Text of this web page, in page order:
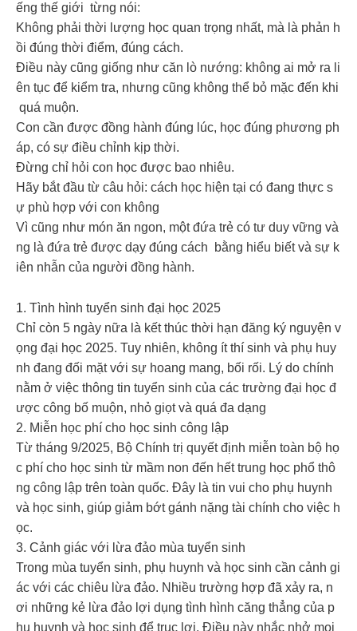
ếng thế giới từng nói:
Không phải thời lượng học quan trọng nhất, mà là phản h
ồi đúng thời điểm, đúng cách.
Điều này cũng giống như căn lò nướng: không ai mở ra li
ên tục để kiểm tra, nhưng cũng không thể bỏ mặc đến khi
quá muộn.
Con cần được đồng hành đúng lúc, học đúng phương ph
áp, có sự điều chỉnh kịp thời.
Đừng chỉ hỏi con học được bao nhiêu.
Hãy bắt đầu từ câu hỏi: cách học hiện tại có đang thực s
ự phù hợp với con không
Vì cũng như món ăn ngon, một đứa trẻ có tư duy vững và
ng là đứa trẻ được dạy đúng cách bằng hiểu biết và sự k
iên nhẫn của người đồng hành.
1. Tình hình tuyển sinh đại học 2025
Chỉ còn 5 ngày nữa là kết thúc thời hạn đăng ký nguyện v
ọng đại học 2025. Tuy nhiên, không ít thí sinh và phụ huy
nh đang đối mặt với sự hoang mang, bối rối. Lý do chính
nằm ở việc thông tin tuyển sinh của các trường đại học đ
ược công bố muộn, nhỏ giọt và quá đa dạng
2. Miễn học phí cho học sinh công lập
Từ tháng 9/2025, Bộ Chính trị quyết định miễn toàn bộ họ
c phí cho học sinh từ mầm non đến hết trung học phổ thô
ng công lập trên toàn quốc. Đây là tin vui cho phụ huynh
và học sinh, giúp giảm bớt gánh nặng tài chính cho việc h
ọc.
3. Cảnh giác với lừa đảo mùa tuyển sinh
Trong mùa tuyển sinh, phụ huynh và học sinh cần cảnh gi
ác với các chiêu lừa đảo. Nhiều trường hợp đã xảy ra, n
ơi những kẻ lừa đảo lợi dụng tình hình căng thẳng của p
hụ huynh và học sinh để trục lợi. Điều này nhắc nhở mọi